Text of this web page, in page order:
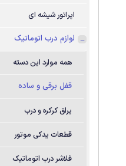
اپراتور شیشه ای
لوازم درب اتوماتیک
همه موارد این دسته
قفل برقی و ساده
یراق کرکره و درب
قطعات یدکی موتور
فلاشر درب اتوماتیک